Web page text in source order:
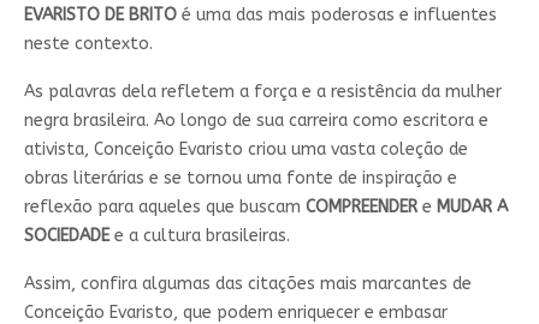
EVARISTO DE BRITOé uma das mais poderosas e influentes
neste contexto.
As palavras dela refletem a força e a resistência da mulher
negra brasileira. Ao longo de sua carreira como escritora e
ativista, Conceição Evaristo criou uma vasta coleção de
obras literárias e se tornou uma fonte de inspiração e
reflexão para aqueles que buscam COMPREENDERe MUDAR A
SOCIEDADEe a cultura brasileiras.
Assim, confira algumas das citações mais marcantes de
Conceição Evaristo, que podem enriquecer e embasar